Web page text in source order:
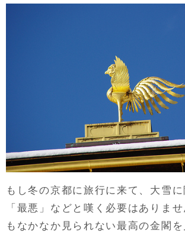
もし冬の京都に旅行に来て、大雪
「最悪」などと嘆く必要はありま
もなかなか見られない最高の金閣